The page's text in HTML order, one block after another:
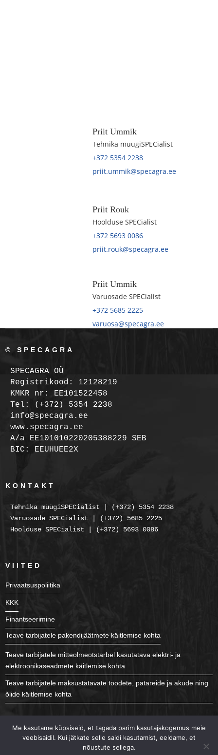
Priit Ummik
Tehnika müügiSPECialist
+372 5354 2238
priit.ummik@specagra.ee
Priit Rouk
Hoolduse SPECialist
+372 5693 0086
priit.rouk@specagra.ee
Priit Ummik
Varuosade SPECialist
+372 5685 2225
varuosa@specagra.ee
© SPECAGRA
SPECAGRA OÜ
Registrikood: 12128219
KMKR nr: EE101522458
Tel: (+372) 5354 2238
info@specagra.ee
www.specagra.ee
A/a EE101010220205388229 SEB
BIC: EEUHUEE2X
KONTAKT
Tehnika müügiSPECialist | (+372) 5354 2238
Varuosade SPECialist | (+372) 5685 2225
Hoolduse SPECialist | (+372) 5693 0086
VIITED
Privaatsuspoliitika
KKK
Finantseerimine
Teave tarbijatele pakendijäätmete käitlemise kohta
Teave tarbijatele mitteolmeotstarbel kasutatava elektri- ja
elektroonikaseadmete käitlemise kohta
Teave tarbijatele maksustatavate toodete, patareide ja akude ning
õlide käitlemise kohta
Me kasutame küpsiseid, et tagada parim kasutajakogemus meie
veebisaidil. Kui jätkate selle saidi kasutamist, eeldame, et
nõustute sellega.